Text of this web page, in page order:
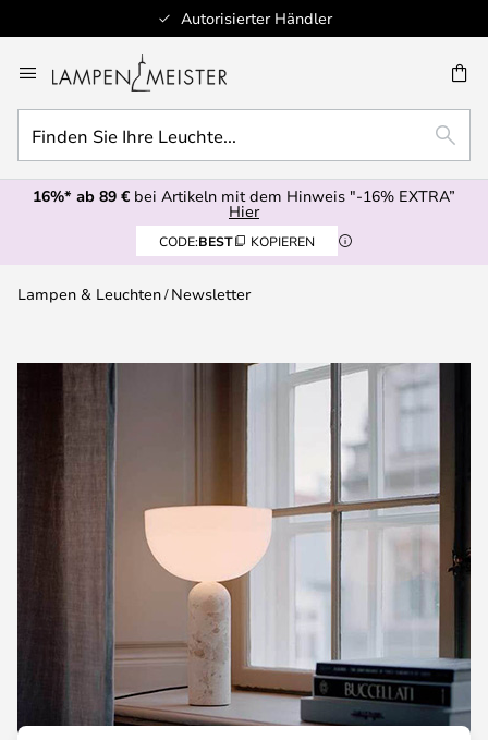
Autorisierter Händler
Inhalt
springen
Sie
Ihre
Leuchte...
16%* ab 89 € bei Artikeln mit dem Hinweis "-16% EXTRA”
Hier
CODE:BEST KOPIEREN
Lampen & Leuchten Newsletter